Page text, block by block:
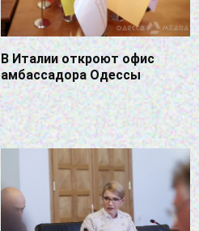
В Италии откроют офис
амбассадора Одессы